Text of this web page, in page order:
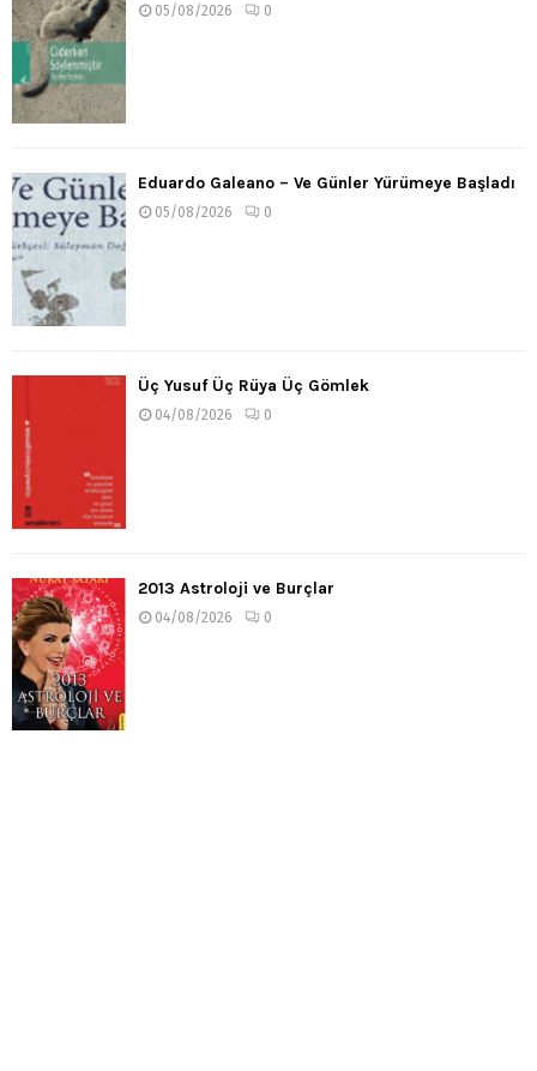
05/08/2026 0
Eduardo Galeano – Ve Günler Yürümeye Başladı
05/08/2026 0
Üç Yusuf Üç Rüya Üç Gömlek
04/08/2026 0
2013 Astroloji ve Burçlar
04/08/2026 0